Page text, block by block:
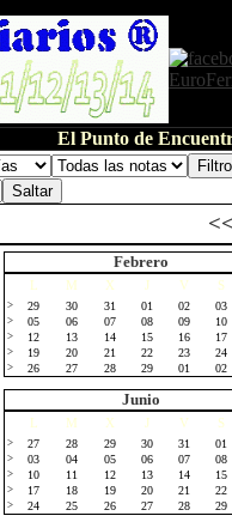
El Punto de
Febrero
M X J V S
> 29 30 31 01 02 03
> 05 06 07 08 09 10
> 12 13 14 15 16 17
> 19 20 21 22 23 24
> 26 27 28 29 01 02
Junio
M X J V S
> 27 28 29 30 31 01
> 03 04 05 06 07 08
> 10 11 12 13 14 15
> 17 18 19 20 21 22
> 24 25 26 27 28 29